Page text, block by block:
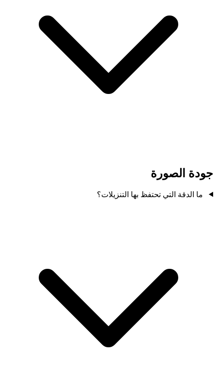
جودة الصورة
ما الدقة التي تحتفظ بها التنزيلات؟